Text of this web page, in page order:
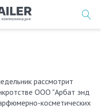
ООО "Арбат энд
косметических